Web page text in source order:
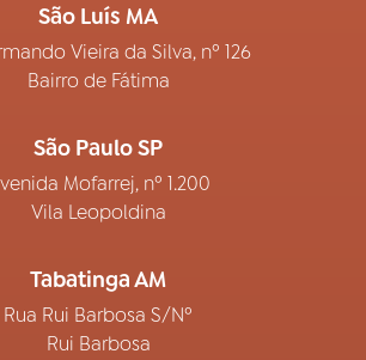
São Luís MA
Vieira da Silva, nº 126
Bairro de Fátima
São Paulo SP
Mofarrej, nº 1.200
Vila Leopoldina
Tabatinga AM
Rua Rui Barbosa S/Nº
Rui Barbosa